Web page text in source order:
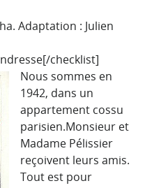
Adaptation : Julien
checklist]
Nous sommes en
1942, dans un
appartement cossu
parisien.Monsieur et
Madame Pélissier
reçoivent leurs amis.
Tout est pour